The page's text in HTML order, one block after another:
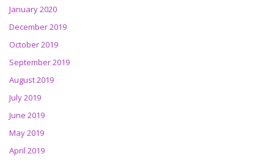
January 2020
December 2019
October 2019
September 2019
August 2019
July 2019
June 2019
May 2019
April 2019